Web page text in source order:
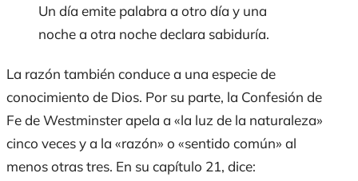
Un día emite palabra a otro día y una
noche a otra noche declara sabiduría.
La razón también conduce a una especie de
conocimiento de Dios. Por su parte, la Confesión de
Fe de Westminsterapela a «la luz de la naturaleza»
cinco veces y a la «razón» o «sentido común» al
menos otras tres. En su capítulo 21, dice: